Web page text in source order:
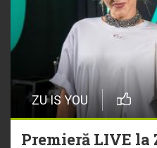
ZU IS YOU
Premieră LIVE la